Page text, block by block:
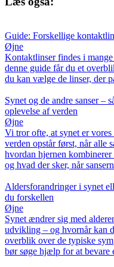
Guide: Forskellige
Øjne
Kontaktlinser findes i
denne guide får du et
du kan vælge de linser, der
Synet og de andre sanser –
oplevelse af verden
Øjne
Vi tror ofte, at synet er
verden opstår først, når alle
hvordan hjernen
og hvad der sker, når
Aldersforandringer i synet
du forskellen
Øjne
Synet ændrer sig med
udvikling – og hvornår kan
overblik over de typiske
bør søge hjælp for at bevare